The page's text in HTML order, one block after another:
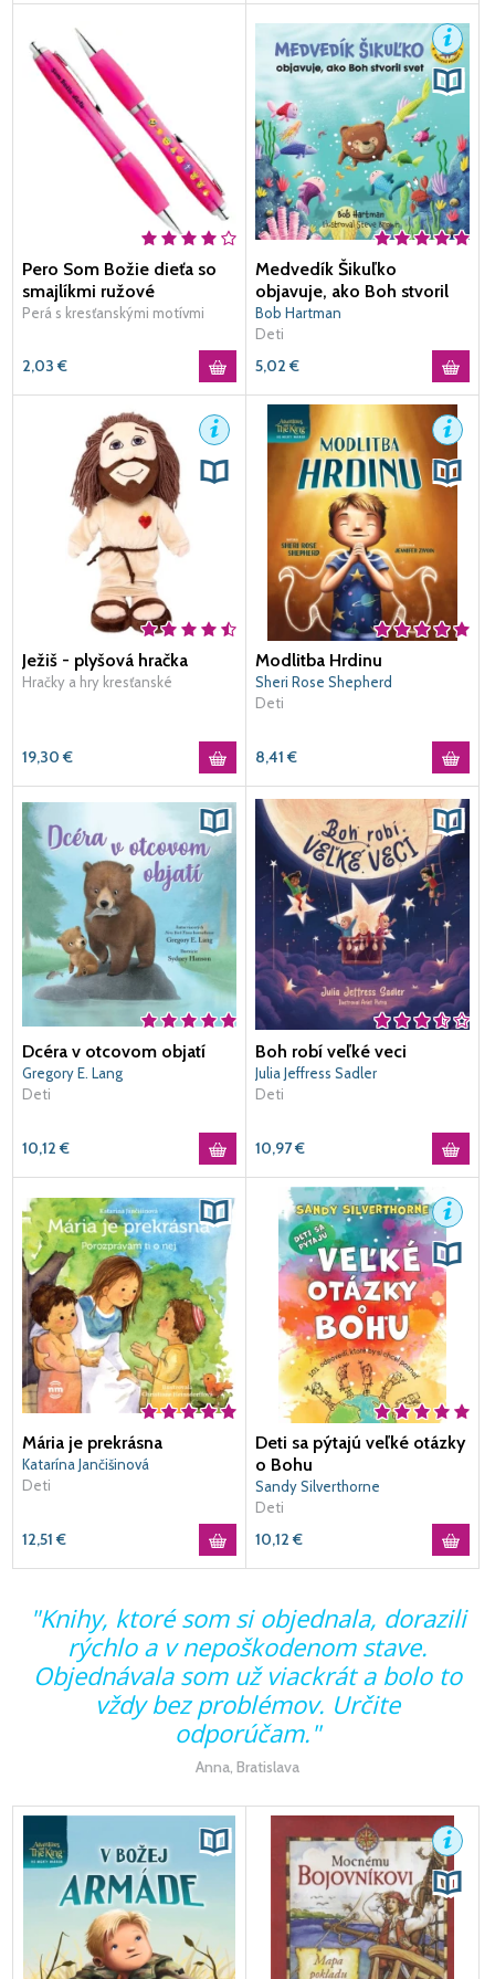
Pero Som Božie dieťa so
smajlíkmi ružové
Perá s kresťanskými motívmi
2,03 €
Medvedík Šikuľko
objavuje, ako Boh stvoril
svet
Bob Hartman
Deti
5,02 €
Ježiš - plyšová hračka
Hračky a hry kresťanské
19,30 €
Modlitba Hrdinu
Sheri Rose Shepherd
Deti
8,41 €
Dcéra v otcovom objatí
Gregory E. Lang
Deti
10,12 €
Boh robí veľké veci
Julia Jeffress Sadler
Deti
10,97€
Mária je prekrásna
Katarína Jančišinová
Deti
12,51 €
Deti sa pýtajú veľké otázky
o Bohu
Sandy Silverthorne
Deti
10,12 €
"Knihy, ktoré som si objednala, dorazili
rýchlo a v nepoškodenom stave.
Objednávala som už viackrát a bolo to
vždy bez problémov. Určite
odporúčam."
Anna, Bratislava